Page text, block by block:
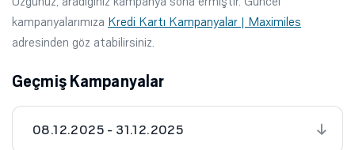
kampanyalarımıza Kredi Kartı Kampanyalar | Maximiles
adresinden göz atabilirsiniz.
Geçmiş Kampanyalar
08.12.2025 - 31.12.2025